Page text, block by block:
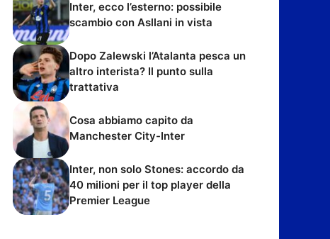
Inter, ecco l’esterno: possibile
scambio con Asllani in vista
Dopo Zalewski l’Atalanta pesca un
altro interista? Il punto sulla
trattativa
Cosa abbiamo capito da
Manchester City-Inter
Inter, non solo Stones: accordo da
40 milioni per il top player della
Premier League